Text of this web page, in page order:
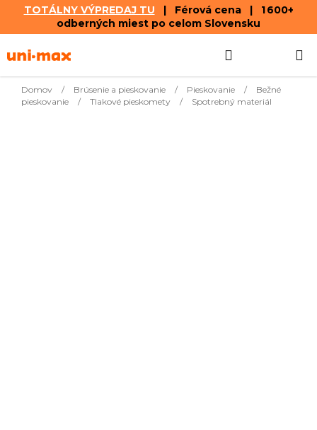
TOTÁLNY VÝPREDAJ TU | Férová cena | 1 600+
odberných miest po celom Slovensku
na
KOŠÍK
Domov / Brúsenie a pieskovanie / Pieskovanie /
Bežné
pieskovanie
/ Tlakové pieskomety / Spotrebný materiál